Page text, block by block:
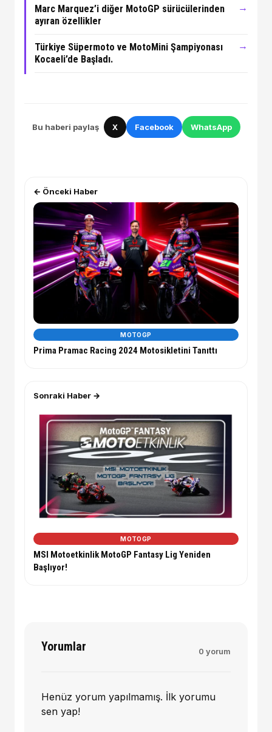
Marc Marquez’i diğer MotoGP sürücülerinden
ayıran özellikler
→
Türkiye Süpermoto ve MotoMini Şampiyonası
Kocaeli’de Başladı.
→
Bu haberi paylaş X Facebook WhatsApp
← Önceki Haber
MOTOGP
Prima Pramac Racing 2024 Motosikletini Tanıttı
Sonraki Haber →
MOTOGP
MSI Motoetkinlik MotoGP Fantasy Lig Yeniden
Başlıyor!
Yorumlar 0 yorum
Henüz yorum yapılmamış. İlk yorumu
sen yap!